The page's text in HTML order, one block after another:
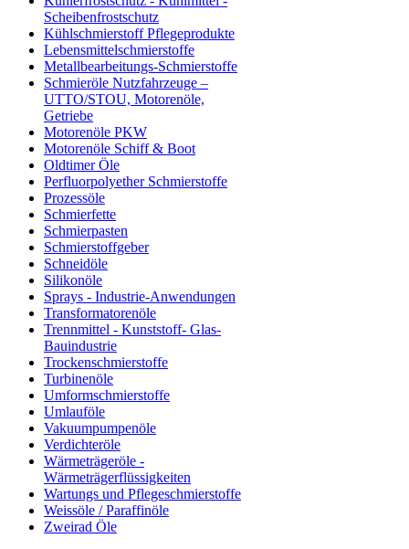
Scheibenfrostschutz
Kühlschmierstoff Pflegeprodukte
Lebensmittelschmierstoffe
Metallbearbeitungs-Schmierstoffe
Schmieröle Nutzfahrzeuge –
UTTO/STOU, Motorenöle,
Getriebe
Motorenöle PKW
Motorenöle Schiff & Boot
Oldtimer Öle
Perfluorpolyether Schmierstoffe
Prozessöle
Schmierfette
Schmierpasten
Schmierstoffgeber
Schneidöle
Silikonöle
Sprays - Industrie-Anwendungen
Transformatorenöle
Trennmittel - Kunststoff- Glas-
Bauindustrie
Trockenschmierstoffe
Turbinenöle
Umformschmierstoffe
Umlauföle
Vakuumpumpenöle
Verdichteröle
Wärmeträgeröle -
Wärmeträgerflüssigkeiten
Wartungs und Pflegeschmierstoffe
Weissöle / Paraffinöle
Zweirad Öle